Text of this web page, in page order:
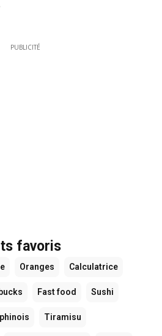
PUBLICITÉ
favoris
Oranges Calculatrice
Fast food Sushi
Tiramisu